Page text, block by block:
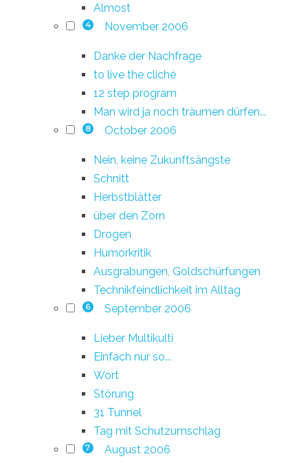
Almost
4 November 2006
Danke der Nachfrage
to live the cliché
12 step program
Man wird ja noch träumen dürfen...
8 October 2006
Nein, keine Zukunftsängste
Schnitt
Herbstblätter
über den Zorn
Drogen
Humorkritik
Ausgrabungen, Goldschürfungen
Technikfeindlichkeit im Alltag
6 September 2006
Lieber Multikulti
Einfach nur so...
Wort
Störung
31 Tunnel
Tag mit Schutzumschlag
7 August 2006